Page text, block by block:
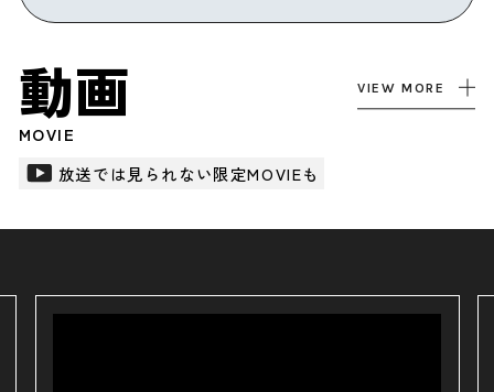
動画 VIEW MORE
MOVIE
放送では見られない限定MOVIEも